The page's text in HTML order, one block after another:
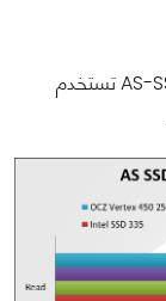
الأختبارات التسلسلية أو Sequential لبرنامج AS-SSD تستخدم